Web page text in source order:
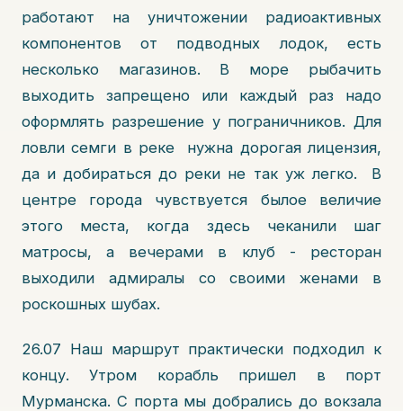
работают на уничтожении радиоактивных
компонентов от подводных лодок, есть
несколько магазинов. В море рыбачить
выходить запрещено или каждый раз надо
оформлять разрешение у пограничников. Для
ловли семги в реке нужна дорогая лицензия,
да и добираться до реки не так уж легко. В
центре города чувствуется былое величие
этого места, когда здесь чеканили шаг
матросы, а вечерами в клуб - ресторан
выходили адмиралы со своими женами в
роскошных шубах.
26.07 Наш маршрут практически подходил к
концу. Утром корабль пришел в порт
Мурманска. С порта мы добрались до вокзала